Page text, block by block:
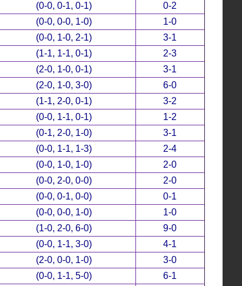
(0-0, 0-1, 0-1)
0-2
(0-0, 0-0, 1-0)
1-0
(0-0, 1-0, 2-1)
3-1
(1-1, 1-1, 0-1)
2-3
(2-0, 1-0, 0-1)
3-1
(2-0, 1-0, 3-0)
6-0
(1-1, 2-0, 0-1)
3-2
(0-0, 1-1, 0-1)
1-2
(0-1, 2-0, 1-0)
3-1
(0-0, 1-1, 1-3)
2-4
(0-0, 1-0, 1-0)
2-0
(0-0, 2-0, 0-0)
2-0
(0-0, 0-1, 0-0)
0-1
(0-0, 0-0, 1-0)
1-0
(1-0, 2-0, 6-0)
9-0
(0-0, 1-1, 3-0)
4-1
(2-0, 0-0, 1-0)
3-0
(0-0, 1-1, 5-0)
6-1